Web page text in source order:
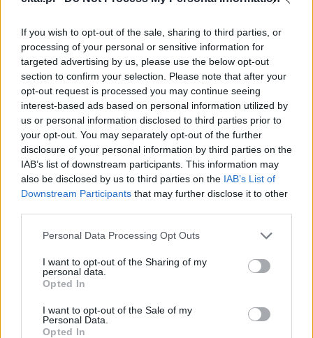
If you wish to opt-out of the sale, sharing to third parties, or
processing of your personal or sensitive information for
targeted advertising by us, please use the below opt-out
section to confirm your selection. Please note that after your
opt-out request is processed you may continue seeing
interest-based ads based on personal information utilized by
us or personal information disclosed to third parties prior to
your opt-out. You may separately opt-out of the further
disclosure of your personal information by third parties on the
IAB’s list of downstream participants. This information may
also be disclosed by us to third parties on the IAB’s List of
Downstream Participants that may further disclose it to other
Personal Data Processing Opt Outs
I want to opt-out of the Sharing of my
personal data.
Opted In
I want to opt-out of the Sale of my
Personal Data.
Opted In
Kard. Sarah: Obrzędów nie można arbitralnie znosić